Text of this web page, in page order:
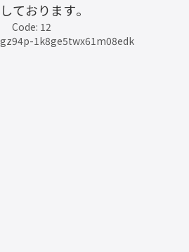
ております。
Code: 12
1k8ge5twx61m08edk